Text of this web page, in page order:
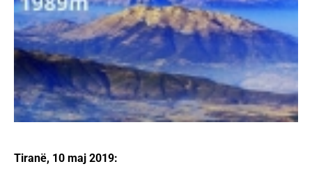
Tiranë, 10 maj 2019: